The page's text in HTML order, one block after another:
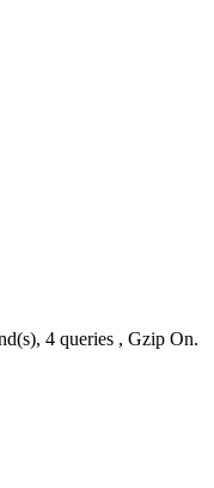
4 queries , Gzip On.